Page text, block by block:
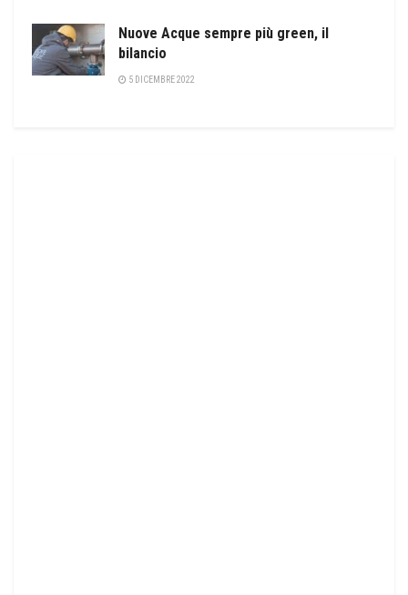
Nuove Acque sempre più green, il
bilancio
5 DICEMBRE 2022